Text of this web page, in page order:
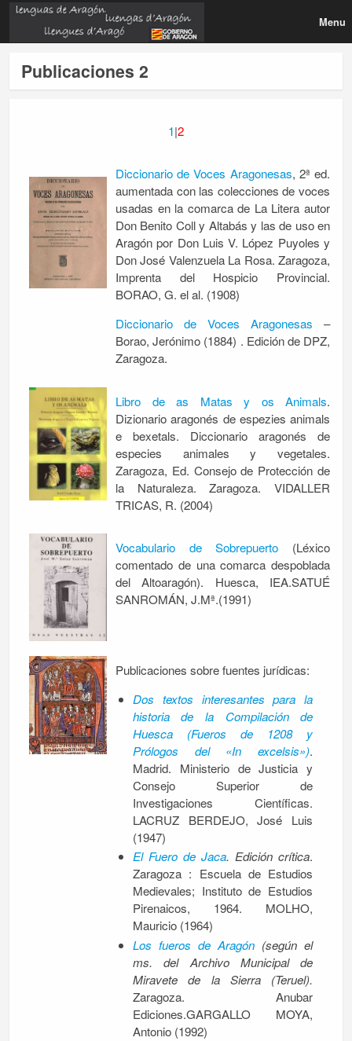
Menu
Publicaciones 2
1|2
Diccionario de Voces Aragonesas, 2ª ed.
aumentada con las colecciones de voces
usadas en la comarca de La Litera autor
Don Benito Coll y Altabás y las de uso en
Aragón por Don Luis V. López Puyoles y
Don José Valenzuela La Rosa. Zaragoza,
Imprenta del Hospicio Provincial.
BORAO, G. el al. (1908)
Diccionario de Voces Aragonesas –
Borao, Jerónimo (1884) . Edición de DPZ,
Zaragoza.
Libro de as Matas y os Animals.
Dizionario aragonés de espezies animals
e bexetals. Diccionario aragonés de
especies animales y vegetales.
Zaragoza, Ed. Consejo de Protección de
la Naturaleza. Zaragoza. VIDALLER
TRICAS, R. (2004)
Vocabulario de Sobrepuerto (Léxico
comentado de una comarca despoblada
del Altoaragón). Huesca, IEA.SATUÉ
SANROMÁN, J.Mª.(1991)
Publicaciones sobre fuentes jurídicas:
Dos textos interesantes para la
historia de la Compilación de
Huesca (Fueros de 1208 y
Prólogos del «In excelsis»).
Madrid. Ministerio de Justicia y
Consejo Superior de
Investigaciones Científicas.
LACRUZ BERDEJO, José Luis
(1947)
El Fuero de Jaca. Edición crítica.
Zaragoza : Escuela de Estudios
Medievales; Instituto de Estudios
Pirenaicos, 1964. MOLHO,
Mauricio (1964)
Los fueros de Aragón (según el
ms. del Archivo Municipal de
Miravete de la Sierra (Teruel).
Zaragoza. Anubar
Ediciones.GARGALLO MOYA,
Antonio (1992)